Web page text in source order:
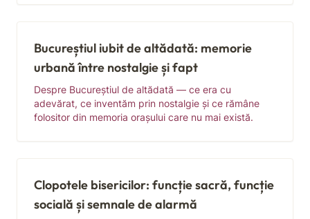
Bucureștiul iubit de altădată: memorie
urbană între nostalgie și fapt
Despre Bucureștiul de altădată — ce era cu
adevărat, ce inventăm prin nostalgie și ce rămâne
folositor din memoria orașului care nu mai există.
Clopotele bisericilor: funcție sacră, funcție
socială și semnale de alarmă